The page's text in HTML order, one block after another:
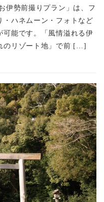
伊勢前撮りプラン」は、フ
・ハネムーン・フォトなど
可能です。「風情溢れる伊
のリゾート地」で前 […]